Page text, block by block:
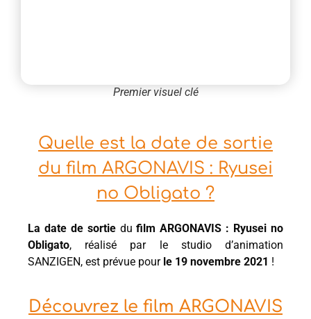
Premier visuel clé
Quelle est la date de sortie
du film ARGONAVIS : Ryusei
no Obligato ?
La date de sortiedufilm ARGONAVIS : Ryusei no
Obligato, réalisé par le studio d’animation
SANZIGEN, est prévue pour le 19 novembre 2021 !
Découvrez le film ARGONAVIS